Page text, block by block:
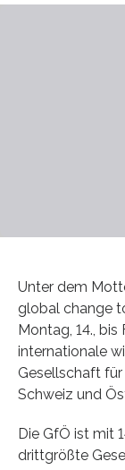
Unter dem
global change
Montag, 14., bis
internationale
Gesellschaft
Schweiz und
Die GfÖ ist mit
drittgrößte